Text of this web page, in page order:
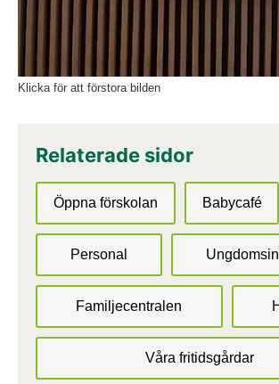
Klicka för att förstora bilden
Relaterade sidor
Öppna förskolan Babycafé
Personal
Familjecentralen
Våra fritidsgårdar